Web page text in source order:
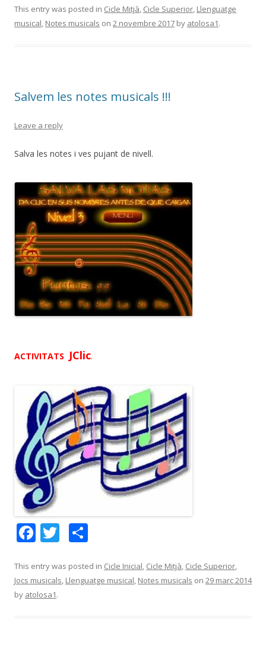
e
b
k
itt
er
m
p
ix
This entry was posted in Cicle Mitjà, Cicle Superior, Llenguatge
musical, Notes musicals on 2 novembre 2017 by atolosa1.
Salvem les notes musicals !!!
Leave a reply
Salva les notes i ves pujant de nivell.
ACTIVITATS JClic.
F
e
b
T
itt
er
m
p
This entry was posted in Cicle Inicial, Cicle Mitjà, Cicle Superior,
Jocs musicals, Llenguatge musical, Notes musicals on 29 març 2014
by atolosa1.